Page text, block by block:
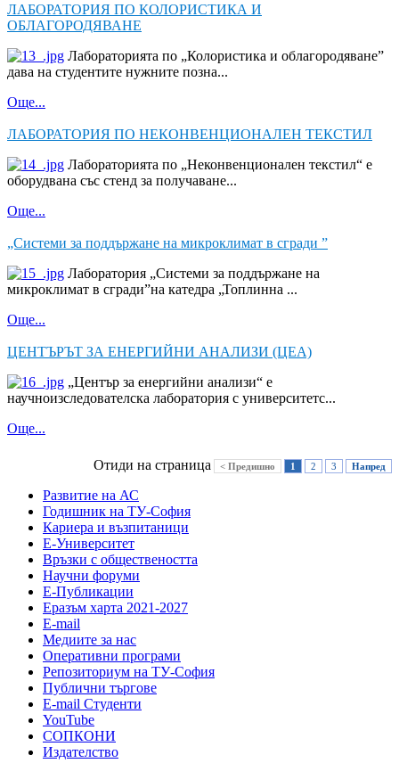
ЛАБОРАТОРИЯ ПО КОЛОРИСТИКА И
ОБЛАГОРОДЯВАНЕ
Лабораторията по „Колористика и облагородяване”
дава на студентите нужните позна...
Още...
ЛАБОРАТОРИЯ ПО НЕКОНВЕНЦИОНАЛЕН ТЕКСТИЛ
Лабораторията по „Неконвенционален текстил“ е
оборудвана със стенд за получаване...
Още...
„Системи за поддържане на микроклимат в сгради ”
Лаборатория „Системи за поддържане на
микроклимат в сгради”на катедра „Топлинна ...
Още...
ЦЕНТЪРЪТ ЗА ЕНЕРГИЙНИ АНАЛИЗИ (ЦЕА)
„Център за енергийни анализи“ е
научноизследователска лаборатория с университетс...
Още...
Отиди на страница < Предишно 1 2 3 Напред
Развитие на АС
Годишник на ТУ-София
Кариера и възпитаници
Е-Университет
Връзки с обществеността
Научни форуми
Е-Публикации
Еразъм харта 2021-2027
E-mail
Медиите за нас
Оперативни програми
Репозиториум на ТУ-София
Публични търгове
Е-mail Студенти
YouTube
СОПКОНИ
Издателство